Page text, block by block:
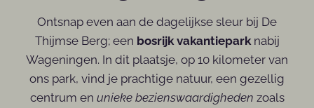
Ontsnap even aan de dagelijkse sleur bij De
Thijmse Berg; een bosrijk vakantieparknabij
Wageningen. In dit plaatsje, op 10 kilometer van
ons park, vind je prachtige natuur, een gezellig
centrum en unieke bezienswaardigheden zoals